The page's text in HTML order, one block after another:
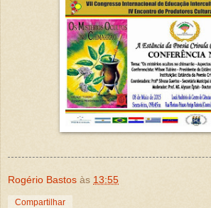
Rogério Bastos às 13:55
Compartilhar